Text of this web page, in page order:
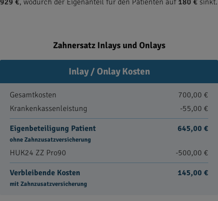
929 €, wodurch der Eigenanteil für den Patienten auf 180 € sinkt.
Zahnersatz Inlays und Onlays
Inlay / Onlay Kosten
Gesamtkosten
700,00 €
Krankenkassenleistung
-55,00 €
Eigenbeteiligung Patient
ohne Zahnzusatzversicherung
645,00 €
HUK24 ZZ Pro90 -500,00 €
Verbleibende Kosten
mit Zahnzusatzversicherung
145,00 €